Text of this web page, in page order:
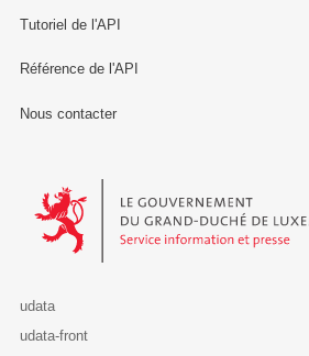
Tutoriel de l'API
Référence de l'API
Nous contacter
Le Gouvernement du Grand-Duché de
udata
udata-front